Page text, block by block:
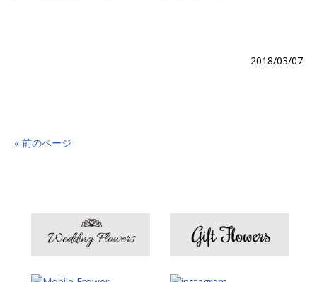
2018/03/07
« 前のページ